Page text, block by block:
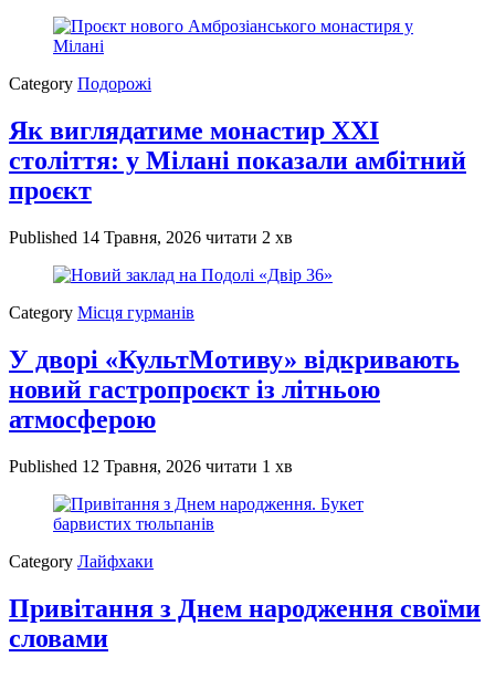
Category Подорожі
Як виглядатиме монастир XXI
століття: у Мілані показали амбітний
проєкт
Published 14 Травня, 2026 читати 2 хв
Category Місця гурманів
У дворі «КультМотиву» відкривають
новий гастропроєкт із літньою
атмосферою
Published 12 Травня, 2026 читати 1 хв
Category Лайфхаки
Привітання з Днем народження своїми
словами